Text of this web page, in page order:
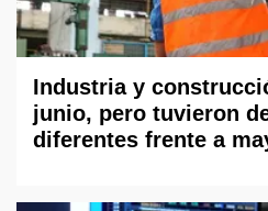
Industria y
junio, pero tuvieron
diferentes frente a